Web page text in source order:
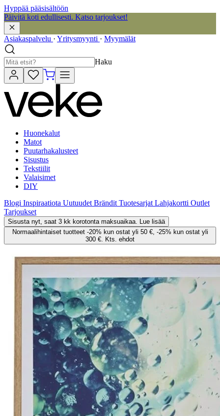
Hyppää pääsisältöön
Päivitä koti edullisesti. Katso tarjoukset!
Asiakaspalvelu · Yritysmyynti · Myymälät
Haku
Huonekalut
Matot
Puutarhakalusteet
Sisustus
Tekstiilit
Valaisimet
DIY
Blogi Inspiraatiota Uutuudet Brändit Tuotesarjat Lahjakortti Outlet
Tarjoukset
Sisusta nyt, saat 3 kk korotonta maksuaikaa. Lue lisää
Normaalihintaiset tuotteet -20% kun ostat yli 50 €, -25% kun ostat yli
300 €. Kts. ehdot